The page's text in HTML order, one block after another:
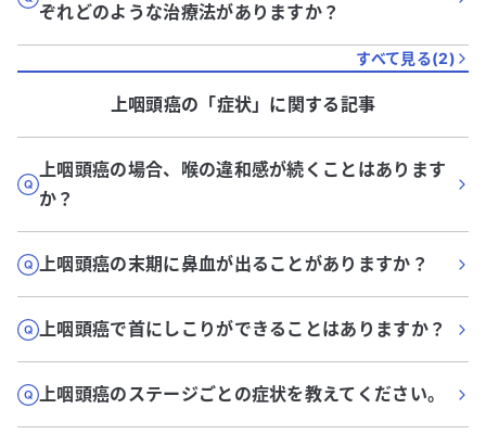
ぞれどのような治療法がありますか？
すべて見る(2)
上咽頭癌の「症状」に関する記事
上咽頭癌の場合、喉の違和感が続くことはあります
か？
上咽頭癌の末期に鼻血が出ることがありますか？
上咽頭癌で首にしこりができることはありますか？
上咽頭癌のステージごとの症状を教えてください。